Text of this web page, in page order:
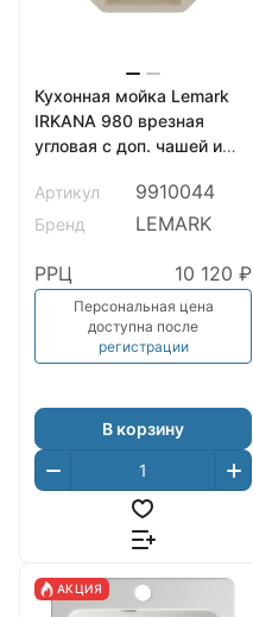
Кухонная мойка Lemark
IRKANA 980 врезная
угловая с доп. чашей и
Бежевый
Артикул 9910044
Бренд LEMARK
РРЦ 10 120 ₽
Персональная цена
доступна после
регистрации
В корзину
АКЦИЯ